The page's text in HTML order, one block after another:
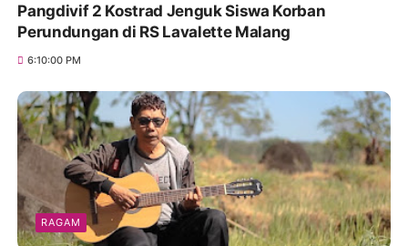
Pangdivif 2 Kostrad Jenguk Siswa Korban
Perundungan di RS Lavalette Malang
6:10:00 PM
RAGAM